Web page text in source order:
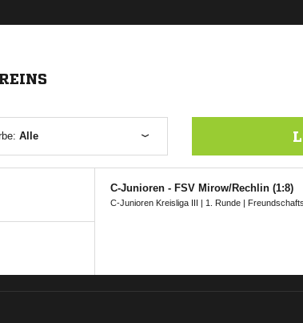
Alle
C-Junioren - FSV Mirow/​Rechlin (1:8)
C-Junioren Kreisliga III | 1. Runde |